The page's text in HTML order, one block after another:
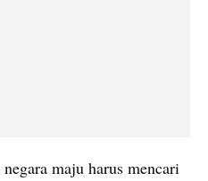
maju harus mencari